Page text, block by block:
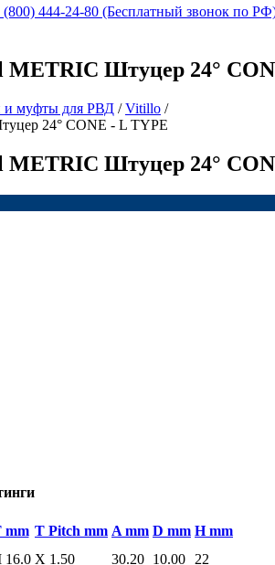
(800) 444-24-80 (Бесплатный звонок по
Штуцер 24°
и муфты для РВД /Vitillo /
24° CONE - L TYPE
Штуцер 24°
mm T Pitch mm A mm D mm H mm
16.0 X 1.50 30.20 10.00 22